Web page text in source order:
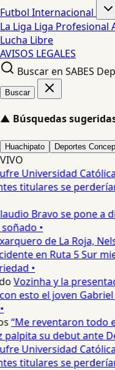
Futbol Internacional
La Liga Liga Profesional
Lucha Libre
AVISOS LEGALES
Buscar en SABES
Buscar
▲ Búsquedas
Huachipato Deportes
VIVO
Universidad
titulares se
Bravo se pone a
•
de La Roja,
en Ruta 5 Sur
•
Vozinha y la
esto el joven
“Me reventaron todo
su debut ante
Universidad
titulares se